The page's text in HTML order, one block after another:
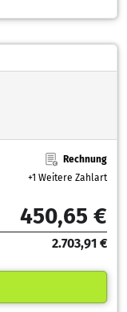
Rechnung
+1 Weitere Zahlart
450,65 €
2.703,91 €